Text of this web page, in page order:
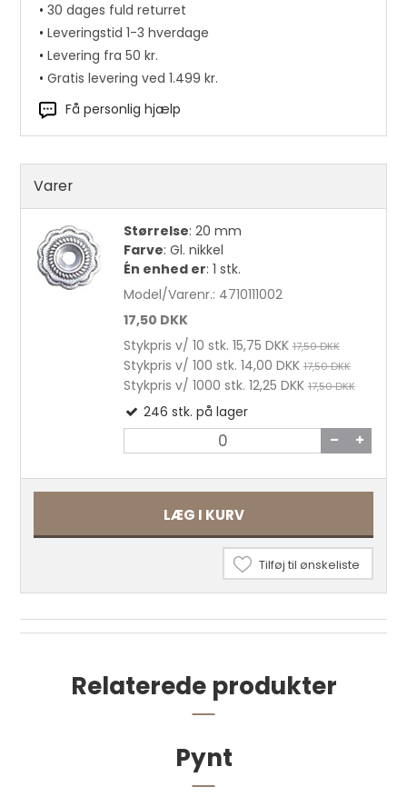
Håndsymaskine m. 2 nåle pr. stk.
187,00 DKK
Postskrue 5x9 mm. Nikkel pr. stk.
4,00 DKK
•30 dages fuld returret
•Leveringstid 1-3 hverdage
•Levering fra 50 kr.
•Gratis levering ved 1.499 kr.
Få personlig hjælp
Varer
Størrelse: 20 mm
Farve: Gl. nikkel
Én enhed er: 1 stk.
Model/Varenr.: 4710111002
17,50 DKK
Stykpris v/ 10 stk. 15,75 DKK 17,50 DKK
Stykpris v/ 100 stk. 14,00 DKK 17,50 DKK
Stykpris v/ 1000 stk. 12,25 DKK 17,50 DKK
246 stk. på lager
LÆG I KURV
Tilføj til ønskeliste
Relaterede produkter
Pynt